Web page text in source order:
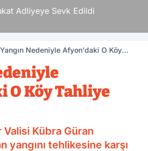
Adliyeye Sevk Edildi
Yangın Nedeniyle Afyon'daki O Köy
O Köy Tahliye
Kübra Güran
yangını tehlikesine karşı